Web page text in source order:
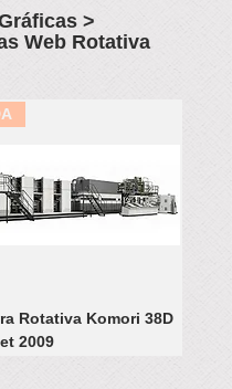
>
Web Rotativa
Rotativa Komori 38D
2009